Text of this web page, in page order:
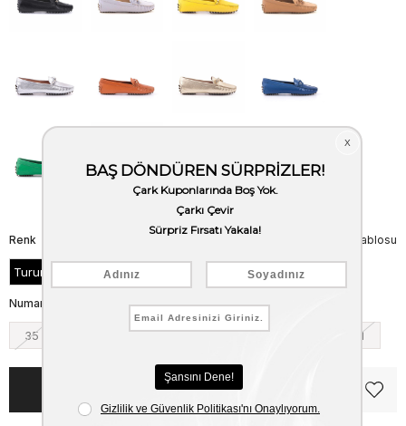
Beden Tablosu
Renk
Turuncu
Numara
35 37 38 39 41